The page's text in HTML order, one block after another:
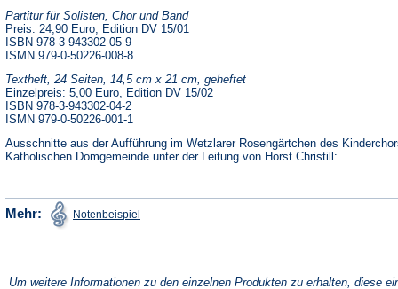
Partitur für Solisten, Chor und Band
Preis: 24,90 Euro, Edition DV 15/01
ISBN 978-3-943302-05-9
ISMN 979-0-50226-008-8
Textheft, 24 Seiten, 14,5 cm x 21 cm, geheftet
Einzelpreis: 5,00 Euro, Edition DV 15/02
ISBN 978-3-943302-04-2
ISMN 979-0-50226-001-1
Ausschnitte aus der Aufführung im Wetzlarer Rosengärtchen des
Katholischen Domgemeinde unter der Leitung von Horst Christill:
Mehr: Notenbeispiel in
einem
Um weitere Informationen zu den einzelnen Produkten zu erhalten, diese